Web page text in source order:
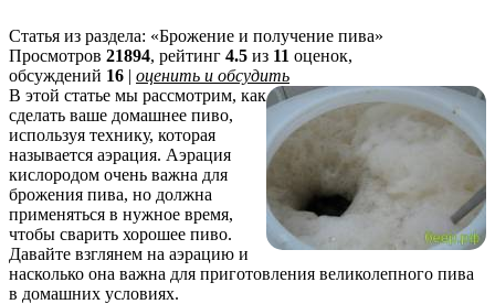
Статья из раздела: «Брожение и получение пива»
Просмотров 21894, рейтинг 4.5 из 11 оценок,
обсуждений 16 | оценить и обсудить
В этой статье мы рассмотрим, как
сделать ваше домашнее пиво,
используя технику, которая
называется аэрация. Аэрация
кислородом очень важна для
брожения пива, но должна
применяться в нужное время,
чтобы сварить хорошее пиво.
Давайте взглянем на аэрацию и
насколько она важна для приготовления великолепного пива
в домашних условиях.